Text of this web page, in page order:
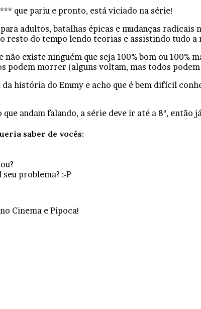
que pariu e pronto, está viciado na série!
adultos, batalhas épicas e mudanças
o resto do tempo lendo teorias e assistindo tudo
não existe ninguém que seja 100% bom ou 100%
podem morrer (alguns voltam, mas todos
história do Emmy e acho que é bem difícil
andam falando, a série deve ir até a 8ª, então
saber de vocês:
problema? :-P
Cinema e Pipoca!